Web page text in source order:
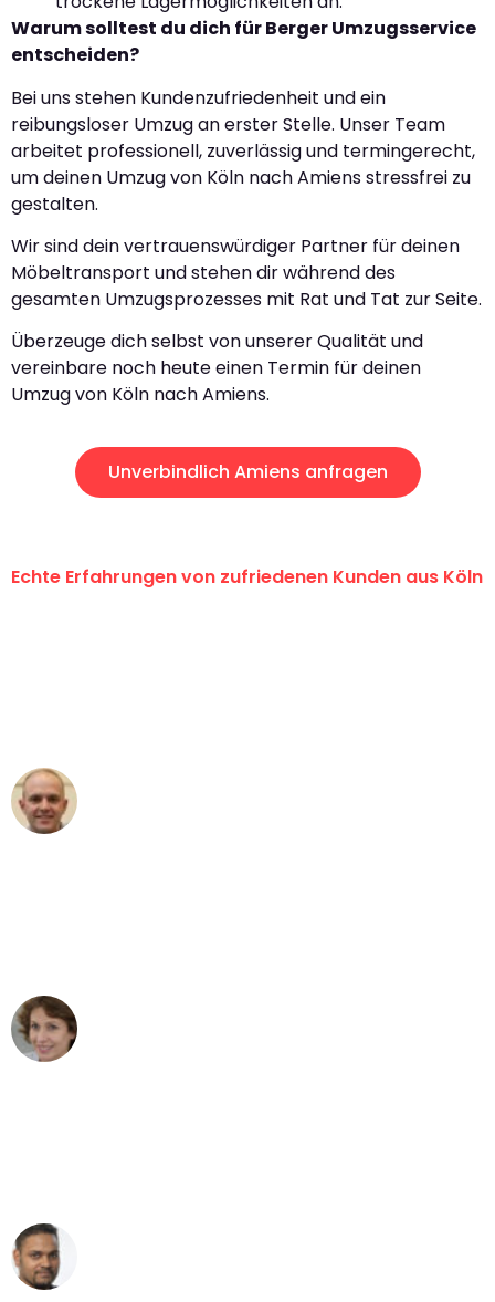
Warum solltest du dich für Berger Umzugsservice
entscheiden?
Bei uns stehen Kundenzufriedenheit und ein
reibungsloser Umzug an erster Stelle. Unser Team
arbeitet professionell, zuverlässig und termingerecht,
um deinen Umzug von Köln nach Amiens stressfrei zu
gestalten.
Wir sind dein vertrauenswürdiger Partner für deinen
Möbeltransport und stehen dir während des
gesamten Umzugsprozesses mit Rat und Tat zur Seite.
Überzeuge dich selbst von unserer Qualität und
vereinbare noch heute einen Termin für deinen
Umzug von Köln nach Amiens.
Unverbindlich Amiens anfragen
Echte Erfahrungen von zufriedenen Kunden aus Köln